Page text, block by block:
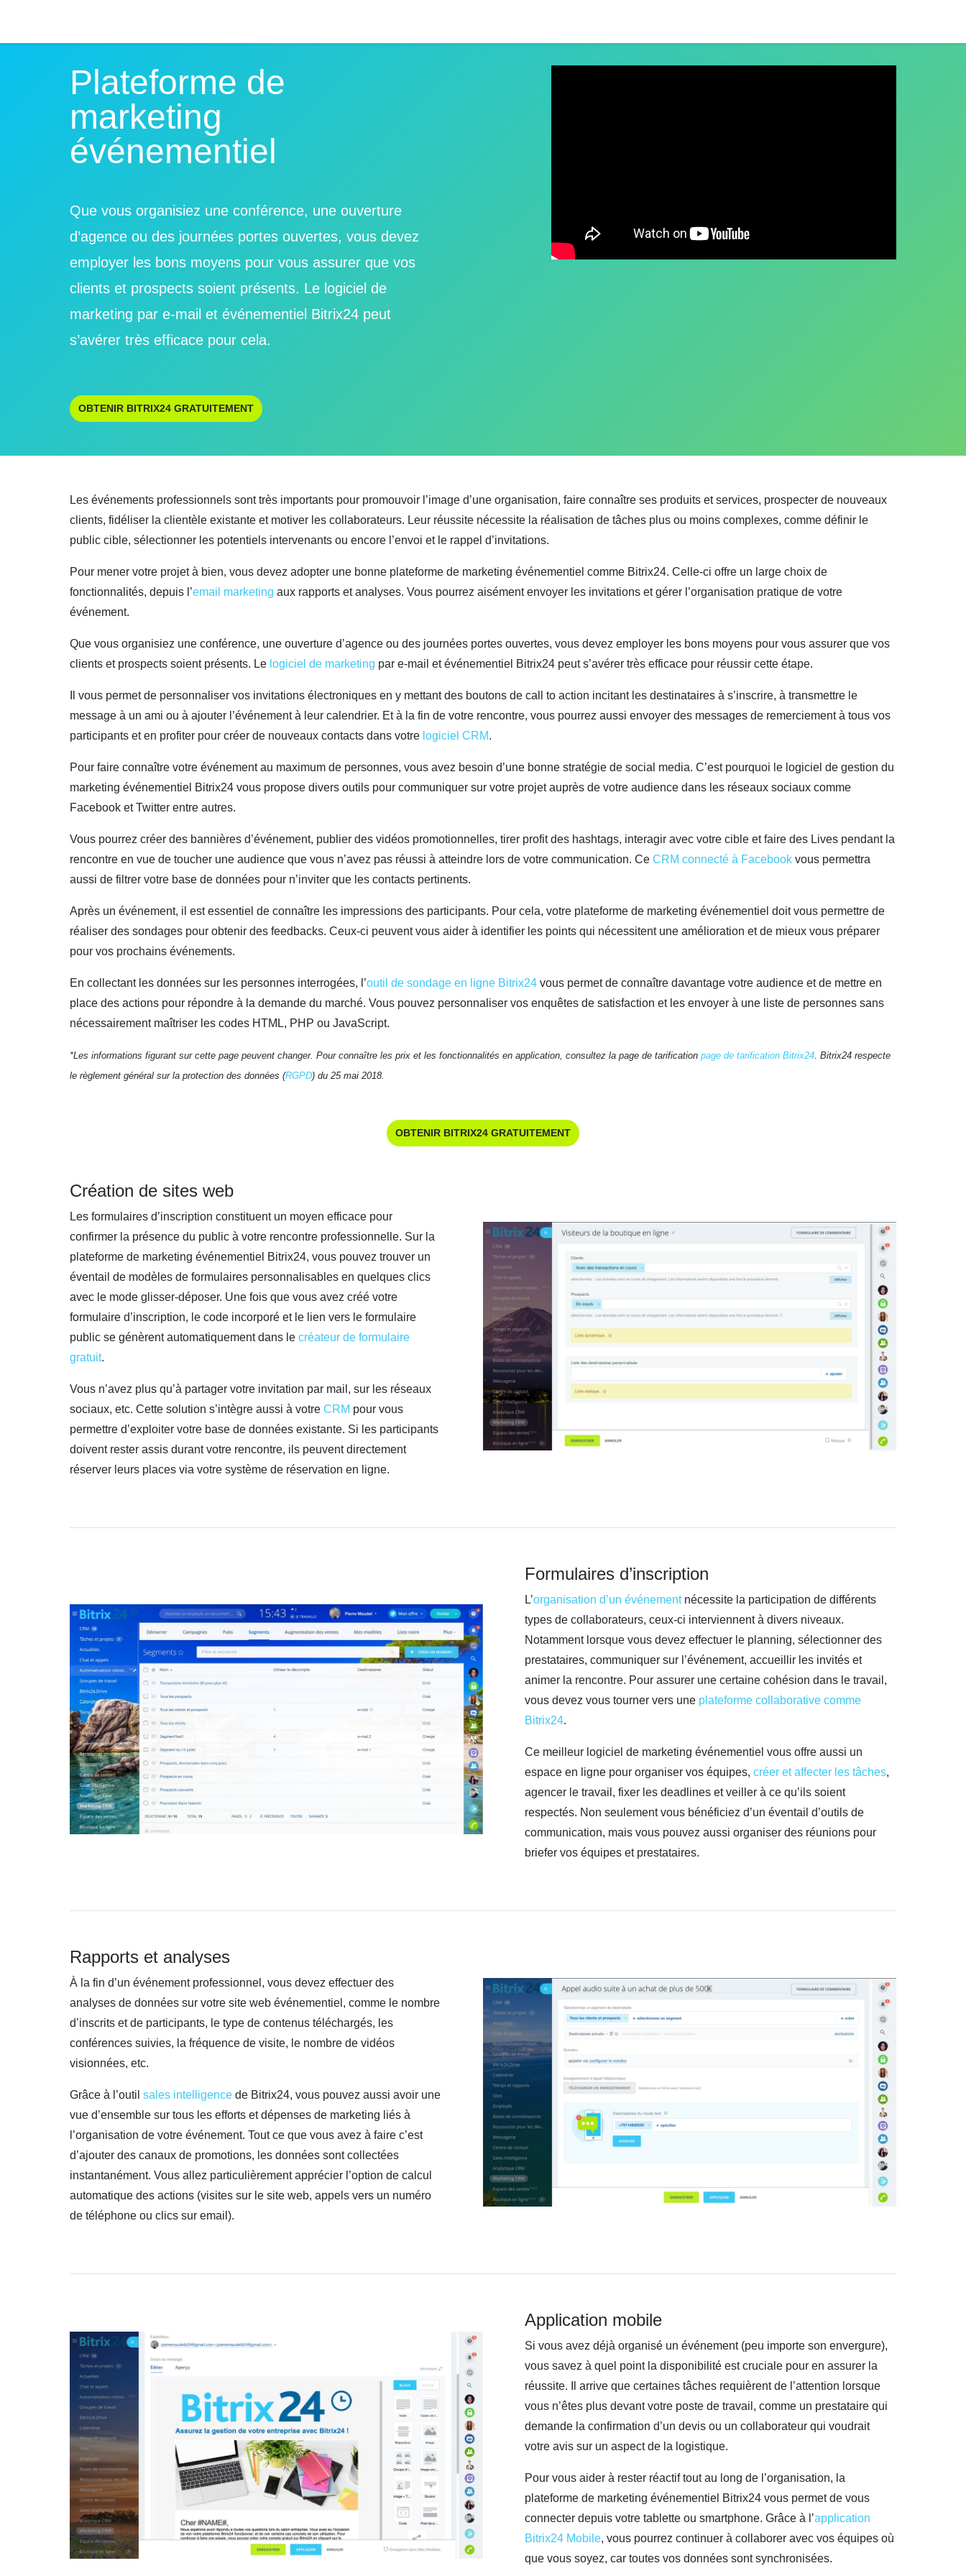
Plateforme de
marketing
événementiel
Que vous organisiez une conférence, une ouverture
d’agence ou des journées portes ouvertes, vous devez
employer les bons moyens pour vous assurer que vos
clients et prospects soient présents. Le logiciel de
marketing par e-mail et événementiel Bitrix24 peut
s’avérer très efficace pour cela.
OBTENIR BITRIX24 GRATUITEMENT
Les événements professionnels sont très importants pour promouvoir l’image d’une organisation, faire connaître ses produits et services, prospecter de nouveaux
clients, fidéliser la clientèle existante et motiver les collaborateurs. Leur réussite nécessite la réalisation de tâches plus ou moins complexes, comme définir le
public cible, sélectionner les potentiels intervenants ou encore l’envoi et le rappel d’invitations.
Pour mener votre projet à bien, vous devez adopter une bonne plateforme de marketing événementiel comme Bitrix24. Celle-ci offre un large choix de
fonctionnalités, depuis l’email marketing aux rapports et analyses. Vous pourrez aisément envoyer les invitations et gérer l’organisation pratique de votre
événement.
Que vous organisiez une conférence, une ouverture d’agence ou des journées portes ouvertes, vous devez employer les bons moyens pour vous assurer que vos
clients et prospects soient présents. Le logiciel de marketing par e-mail et événementiel Bitrix24 peut s’avérer très efficace pour réussir cette étape.
Il vous permet de personnaliser vos invitations électroniques en y mettant des boutons de call to action incitant les destinataires à s’inscrire, à transmettre le
message à un ami ou à ajouter l’événement à leur calendrier. Et à la fin de votre rencontre, vous pourrez aussi envoyer des messages de remerciement à tous vos
participants et en profiter pour créer de nouveaux contacts dans votre logiciel CRM.
Pour faire connaître votre événement au maximum de personnes, vous avez besoin d’une bonne stratégie de social media. C’est pourquoi le logiciel de gestion du
marketing événementiel Bitrix24 vous propose divers outils pour communiquer sur votre projet auprès de votre audience dans les réseaux sociaux comme
Facebook et Twitter entre autres.
Vous pourrez créer des bannières d’événement, publier des vidéos promotionnelles, tirer profit des hashtags, interagir avec votre cible et faire des Lives pendant la
rencontre en vue de toucher une audience que vous n’avez pas réussi à atteindre lors de votre communication. Ce CRM connecté à Facebook vous permettra
aussi de filtrer votre base de données pour n’inviter que les contacts pertinents.
Après un événement, il est essentiel de connaître les impressions des participants. Pour cela, votre plateforme de marketing événementiel doit vous permettre de
réaliser des sondages pour obtenir des feedbacks. Ceux-ci peuvent vous aider à identifier les points qui nécessitent une amélioration et de mieux vous préparer
pour vos prochains événements.
En collectant les données sur les personnes interrogées, l’outil de sondage en ligne Bitrix24 vous permet de connaître davantage votre audience et de mettre en
place des actions pour répondre à la demande du marché. Vous pouvez personnaliser vos enquêtes de satisfaction et les envoyer à une liste de personnes sans
nécessairement maîtriser les codes HTML, PHP ou JavaScript.
*Les informations figurant sur cette page peuvent changer. Pour connaître les prix et les fonctionnalités en application, consultez la page de tarification page de tarification Bitrix24. Bitrix24 respecte
le règlement général sur la protection des données (RGPD) du 25 mai 2018.
OBTENIR BITRIX24 GRATUITEMENT
Création de sites web
Les formulaires d’inscription constituent un moyen efficace pour
confirmer la présence du public à votre rencontre professionnelle. Sur la
plateforme de marketing événementiel Bitrix24, vous pouvez trouver un
éventail de modèles de formulaires personnalisables en quelques clics
avec le mode glisser-déposer. Une fois que vous avez créé votre
formulaire d’inscription, le code incorporé et le lien vers le formulaire
public se génèrent automatiquement dans le créateur de formulaire
gratuit.
Vous n’avez plus qu’à partager votre invitation par mail, sur les réseaux
sociaux, etc. Cette solution s’intègre aussi à votre CRM pour vous
permettre d’exploiter votre base de données existante. Si les participants
doivent rester assis durant votre rencontre, ils peuvent directement
réserver leurs places via votre système de réservation en ligne.
Formulaires d’inscription
L’organisation d’un événementnécessite la participation de différents
types de collaborateurs, ceux-ci interviennent à divers niveaux.
Notamment lorsque vous devez effectuer le planning, sélectionner des
prestataires, communiquer sur l’événement, accueillir les invités et
animer la rencontre. Pour assurer une certaine cohésion dans le travail,
vous devez vous tourner vers une plateforme collaborative comme
Bitrix24.
Ce meilleur logiciel de marketing événementiel vous offre aussi un
espace en ligne pour organiser vos équipes, créer et affecter les tâches,
agencer le travail, fixer les deadlines et veiller à ce qu’ils soient
respectés. Non seulement vous bénéficiez d’un éventail d’outils de
communication, mais vous pouvez aussi organiser des réunions pour
briefer vos équipes et prestataires.
Rapports et analyses
À la fin d’un événement professionnel, vous devez effectuer des
analyses de données sur votre site web événementiel, comme le nombre
d’inscrits et de participants, le type de contenus téléchargés, les
conférences suivies, la fréquence de visite, le nombre de vidéos
visionnées, etc.
Grâce à l’outil sales intelligence de Bitrix24, vous pouvez aussi avoir une
vue d’ensemble sur tous les efforts et dépenses de marketing liés à
l’organisation de votre événement. Tout ce que vous avez à faire c’est
d’ajouter des canaux de promotions, les données sont collectées
instantanément. Vous allez particulièrement apprécier l’option de calcul
automatique des actions (visites sur le site web, appels vers un numéro
de téléphone ou clics sur email).
Application mobile
Si vous avez déjà organisé un événement (peu importe son envergure),
vous savez à quel point la disponibilité est cruciale pour en assurer la
réussite. Il arrive que certaines tâches requièrent de l’attention lorsque
vous n’êtes plus devant votre poste de travail, comme un prestataire qui
demande la confirmation d’un devis ou un collaborateur qui voudrait
votre avis sur un aspect de la logistique.
Pour vous aider à rester réactif tout au long de l’organisation, la
plateforme de marketing événementiel Bitrix24 vous permet de vous
connecter depuis votre tablette ou smartphone. Grâce à l’application
Bitrix24 Mobile, vous pourrez continuer à collaborer avec vos équipes où
que vous soyez, car toutes vos données sont synchronisées.